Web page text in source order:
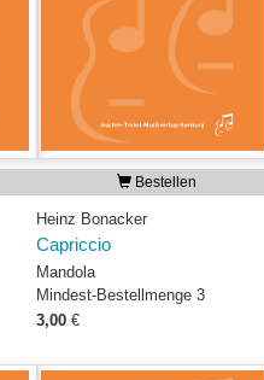
Bestellen
Heinz Bonacker
Capriccio
Mandola
Mindest-Bestellmenge 3
3,00€